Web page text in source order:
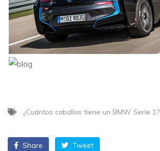
¿Cuántos caballos tiene un BMW Serie 1?
Share Tweet